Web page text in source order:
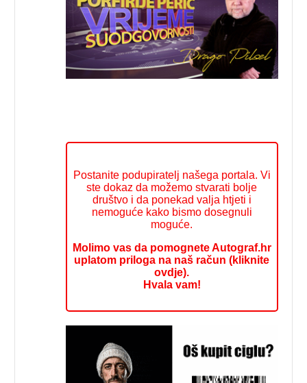
Postanite podupiratelj našega portala. Vi
ste dokaz da možemo stvarati bolje
društvo i da ponekad valja htjeti i
nemoguće kako bismo dosegnuli
moguće.
Molimo vas da pomognete Autograf.hr
uplatom priloga na naš račun (kliknite
ovdje).
Hvala vam!